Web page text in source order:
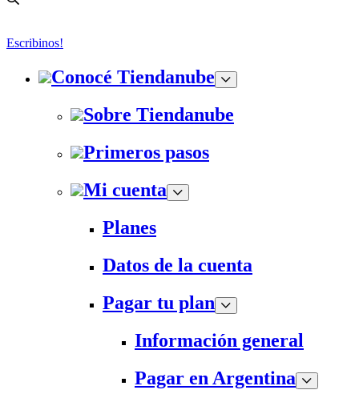
Escribinos!
Conocé Tiendanube
Sobre Tiendanube
Primeros pasos
Mi cuenta
Planes
Datos de la cuenta
Pagar tu plan
Información general
Pagar en Argentina